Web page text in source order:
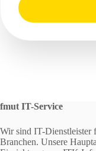
fmut IT-Service
Wir sind IT-Dienstleister
Branchen. Unsere